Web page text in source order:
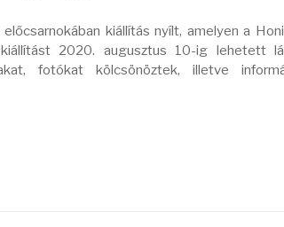
kiállítás nyílt, amelyen a
2020. augusztus 10-ig lehetett
fotókat kölcsönöztek, illetve